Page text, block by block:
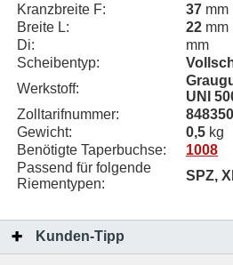
Kranzbreite F:
37 mm
Breite L:
22 mm
Di:
mm
Scheibentyp:
Werkstoff:
UNI
Zolltarifnummer:
Gewicht:
0,5 kg
Benötigte Taperbuchse:
1008
Passend für folgende
Riementypen:
SPZ,
Kunden-Tipp